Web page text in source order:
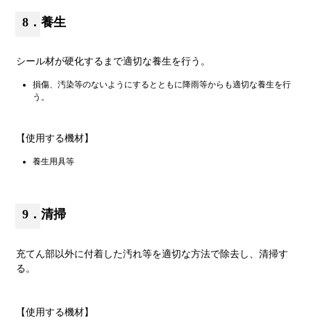
8．養生
シール材が硬化するまで適切な養生を行う。
損傷、汚染等のないようにするとともに降雨等からも適切な養生を行
う。
【使用する機材】
養生用具等
9．清掃
充てん部以外に付着した汚れ等を適切な方法で除去し、清掃す
る。
【使用する機材】